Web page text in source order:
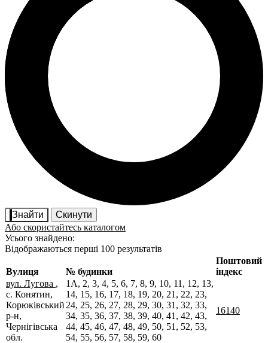
Знайти
Скинути
Або скористайтесь каталогом
Усього знайдено:
Відображаються перші 100 результатів
Вулиця № будинки
Поштовий
індекс
вул. Лугова ,
с. Конятин,
Корюківський
р-н,
Чернігівська
обл.
1А, 2, 3, 4, 5, 6, 7, 8, 9, 10, 11, 12, 13,
14, 15, 16, 17, 18, 19, 20, 21, 22, 23,
24, 25, 26, 27, 28, 29, 30, 31, 32, 33,
34, 35, 36, 37, 38, 39, 40, 41, 42, 43,
44, 45, 46, 47, 48, 49, 50, 51, 52, 53,
54, 55, 56, 57, 58, 59, 60
16140